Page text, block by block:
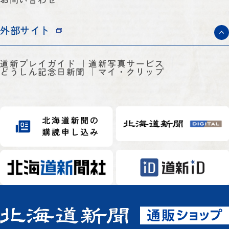
外部サイト
道新プレイガイド 道新写真サービス
どうしん記念日新聞 マイ・クリップ